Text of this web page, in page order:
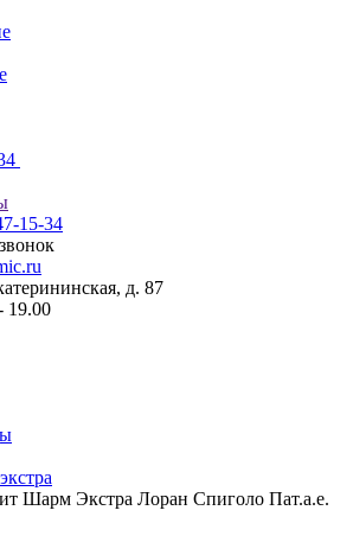
15-34
д. 87
19.00
Шарм Экстра Лоран Спиголо Пат.а.е.